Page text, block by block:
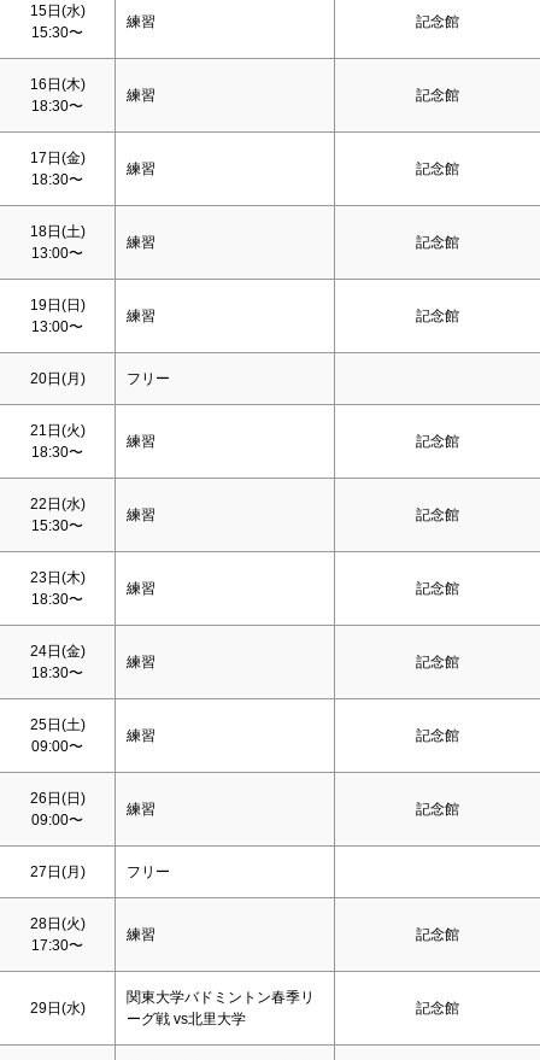
15日(水)
15:30〜
練習 記念館
16日(木)
18:30〜
練習 記念館
17日(金)
18:30〜
練習 記念館
18日(土)
13:00〜
練習 記念館
19日(日)
13:00〜
練習 記念館
20日(月) フリー
21日(火)
18:30〜
練習 記念館
22日(水)
15:30〜
練習 記念館
23日(木)
18:30〜
練習 記念館
24日(金)
18:30〜
練習 記念館
25日(土)
09:00〜
練習 記念館
26日(日)
09:00〜
練習 記念館
27日(月) フリー
28日(火)
17:30〜
練習 記念館
29日(水)
関東大学バドミントン春季リ
ーグ戦 vs北里大学
記念館